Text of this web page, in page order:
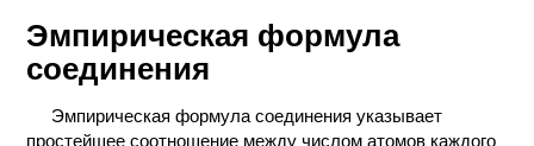
ХИМИЧЕСКАЯ
ПОСУДА
ВРЕДНЫЕ
Эмпирическая формула
соединения
Эмпирическая формула соединения указывает
простейшее соотношение между числом атомов каждого